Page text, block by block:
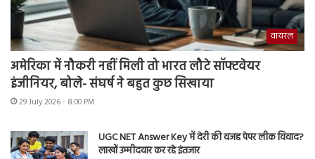
वायरल
अमेरिका में नौकरी नहीं मिली तो भारत लौटे सॉफ्टवेयर
इंजीनियर, बोले- संघर्ष ने बहुत कुछ सिखाया
29 July 2026 - 8:00 PM
UGC NET Answer Key में देरी की वजह पेपर लीक विवाद?
लाखों उम्मीदवार कर रहे इंतजार